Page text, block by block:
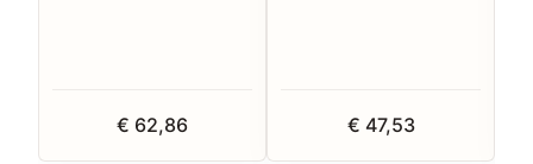
€ 62,86 € 47,53